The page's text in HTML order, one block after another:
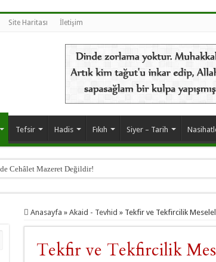
Site Haritası İletişim
Tefsir Hadis Fıkıh Siyer – Tarih
Cehâlet Mazeret Değildir!
Anasayfa » Akaid - Tevhid » Tekfir ve Tekfircilik
Tekfir ve Tekfircilik